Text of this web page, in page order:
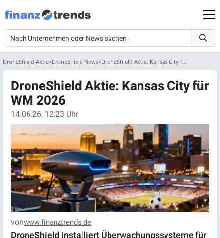
DroneShield Aktie DroneShield News DroneShield Aktie: Kansas City für WM 2026
DroneShield Aktie: Kansas City für
WM 2026
14.06.26, 12:23 Uhr
vonwww.finanztrends.de
DroneShield installiert Überwachungssysteme für